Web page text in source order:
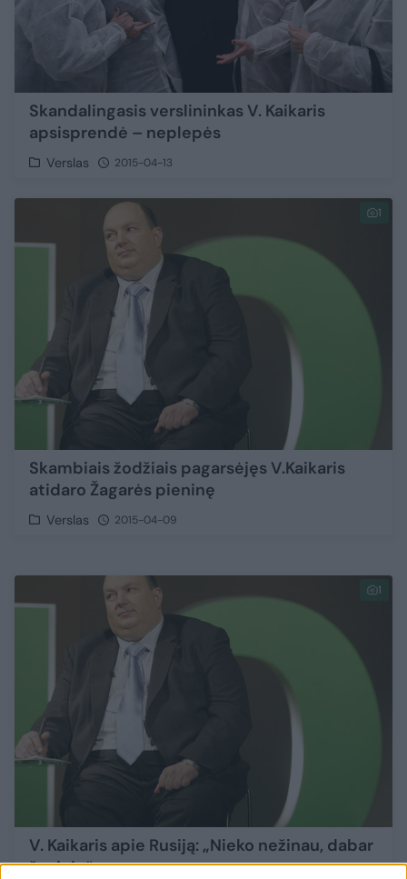
Skandalingasis verslininkas V. Kaikaris
apsisprendė – neplepės
Verslas 2015-04-13
1
Skambiais žodžiais pagarsėjęs V.Kaikaris
atidaro Žagarės pieninę
Verslas 2015-04-09
1
V. Kaikaris apie Rusiją: „Nieko nežinau, dabar
žvejoju“